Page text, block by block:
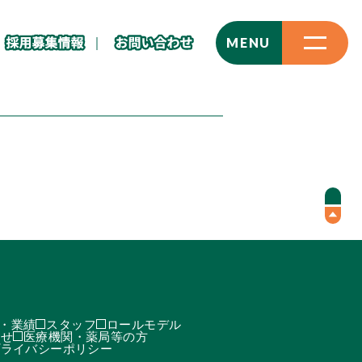
MENU
CLOSE
業績 スタッフ
ロールモデル
医療機関・薬局等の方
イバシーポリシー